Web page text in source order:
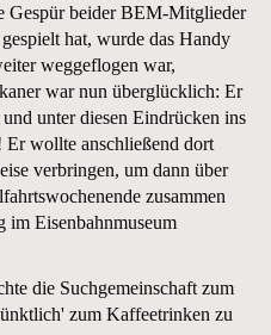
Gespür beider BEM-Mitglieder
hat, wurde das Handy
weggeflogen war,
war nun überglücklich: Er
unter diesen Eindrücken ins
wollte anschließend dort
verbringen, um dann über
zusammen
im Eisenbahnmuseum
die Suchgemeinschaft zum
zum Kaffeetrinken zu